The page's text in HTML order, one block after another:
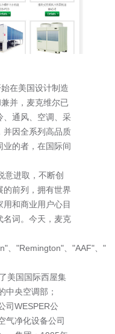
在美国设计制造
并，麦克维尔已
、通风、空调、采
并因全系列高品质
业的者，在国际间
进取，不断创
的前列，拥有世界
和商业用户心目
名词。今天，麦克
、"Remington"、"AAF"、"
美国国际西屋集
中央空调部；
司WESPER公
气净化设备公司